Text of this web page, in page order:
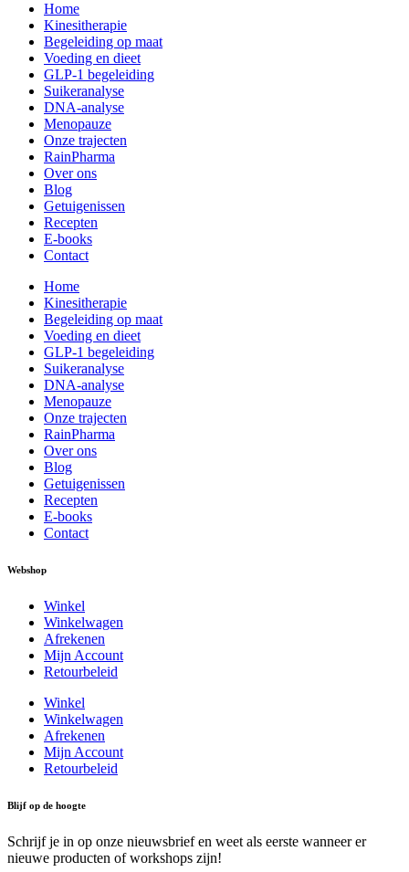
Home
Kinesitherapie
Begeleiding op maat
Voeding en dieet
GLP-1 begeleiding
Suikeranalyse
DNA-analyse
Menopauze
Onze trajecten
RainPharma
Over ons
Blog
Getuigenissen
Recepten
E-books
Contact
Home
Kinesitherapie
Begeleiding op maat
Voeding en dieet
GLP-1 begeleiding
Suikeranalyse
DNA-analyse
Menopauze
Onze trajecten
RainPharma
Over ons
Blog
Getuigenissen
Recepten
E-books
Contact
Webshop
Winkel
Winkelwagen
Afrekenen
Mijn Account
Retourbeleid
Winkel
Winkelwagen
Afrekenen
Mijn Account
Retourbeleid
Blijf op de hoogte
Schrijf je in op onze nieuwsbrief en weet als eerste wanneer er
nieuwe producten of workshops zijn!